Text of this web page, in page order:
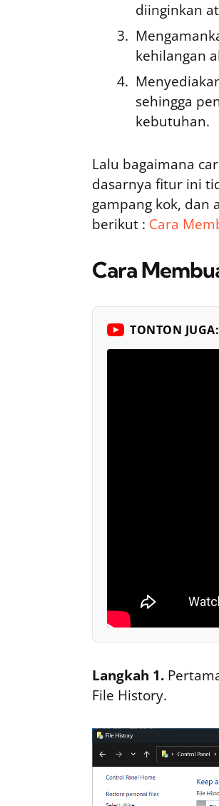
diinginkan
kehilangan
sehingga
kebutuhan.
Lalu bagaimana
dasarnya fitur ini
gampang kok, dan
berikut : Cara
Cara
TONTON JUGA:
Langkah 1.
File History.